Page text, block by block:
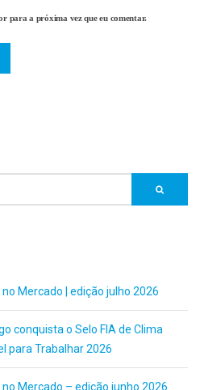
para a próxima vez que eu comentar.
Mercado | edição julho 2026
conquista o Selo FIA de Clima
para Trabalhar 2026
Mercado – edição junho 2026